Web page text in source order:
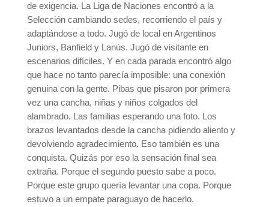
de exigencia. La Liga de Naciones encontró a la
Selección cambiando sedes, recorriendo el país y
adaptándose a todo. Jugó de local en Argentinos
Juniors, Banfield y Lanús. Jugó de visitante en
escenarios difíciles. Y en cada parada encontró algo
que hace no tanto parecía imposible: una conexión
genuina con la gente. Pibas que pisaron por primera
vez una cancha, niñas y niños colgados del
alambrado. Las familias esperando una foto. Los
brazos levantados desde la cancha pidiendo aliento y
devolviendo agradecimiento. Eso también es una
conquista. Quizás por eso la sensación final sea
extraña. Porque el segundo puesto sabe a poco.
Porque este grupo quería levantar una copa. Porque
estuvo a un empate paraguayo de hacerlo.